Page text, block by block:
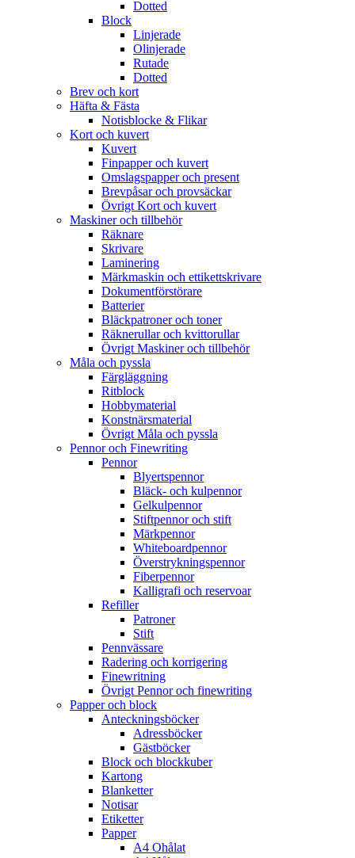
Dotted
Block
Linjerade
Olinjerade
Rutade
Dotted
Brev och kort
Häfta & Fästa
Notisblocke & Flikar
Kort och kuvert
Kuvert
Finpapper och kuvert
Omslagspapper och present
Brevpåsar och provsäckar
Övrigt Kort och kuvert
Maskiner och tillbehör
Räknare
Skrivare
Laminering
Märkmaskin och ettikettskrivare
Dokumentförstörare
Batterier
Bläckpatroner och toner
Räknerullar och kvittorullar
Övrigt Maskiner och tillbehör
Måla och pyssla
Färgläggning
Ritblock
Hobbymaterial
Konstnärsmaterial
Övrigt Måla och pyssla
Pennor och Finewriting
Pennor
Blyertspennor
Bläck- och kulpennor
Gelkulpennor
Stiftpennor och stift
Märkpennor
Whiteboardpennor
Överstrykningspennor
Fiberpennor
Kalligrafi och reservoar
Refiller
Patroner
Stift
Pennvässare
Radering och korrigering
Finewritning
Övrigt Pennor och finewriting
Papper och block
Anteckningsböcker
Adressböcker
Gästböcker
Block och blockkuber
Kartong
Blanketter
Notisar
Etiketter
Papper
A4 Ohålat